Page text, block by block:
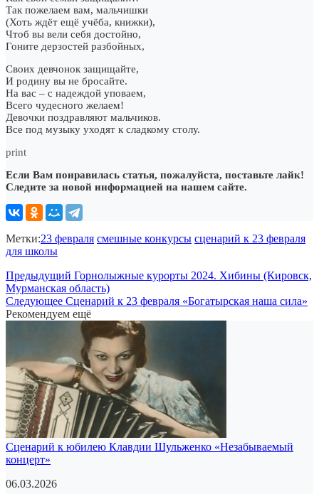
Так пожелаем вам, мальчишки
(Хоть ждёт ещё учёба, книжки),
Чтоб вы вели себя достойно,
Гоните дерзостей разбойных,
Своих девчонок защищайте,
И родину вы не бросайте.
На вас – с надеждой уповаем,
Всего чудесного желаем!
Девочки поздравляют мальчиков.
Все под музыку уходят к сладкому столу.
print
Если Вам понравилась статья, пожалуйста, поставьте лайк!
Следите за новой информацией на нашем сайте.
Метки:23 февраля смешные конкурсы сценарий к 23 февраля
для школы
Предыдущий Горнолыжные курорты 2024. Хибины (Кировск,
Мурманская область)
Следующее Сценарий к 23 февраля «Богатырская наша сила»
Рекомендуем ещё
Сценарий к юбилею Клавдии Шульженко «Незабываемый
концерт»
06.03.2026